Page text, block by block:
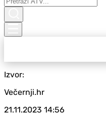
Izvor:
Večernji.hr
21.11.2023 14:56